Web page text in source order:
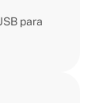
para